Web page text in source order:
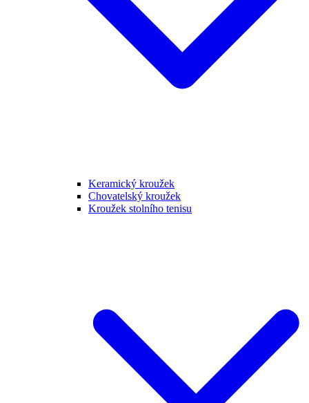
Keramický kroužek
Chovatelský kroužek
Kroužek stolního tenisu